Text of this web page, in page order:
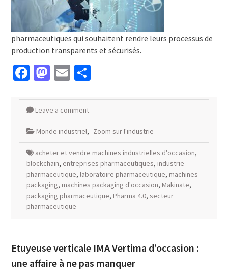
pharmaceutiques qui souhaitent rendre leurs processus de
production transparents et sécurisés.
Facebook
Mastodon
EmailPartager
Leave a comment
Monde industriel, Zoom sur l'industrie
acheter et vendre machines industrielles d'occasion,
blockchain, entreprises pharmaceutiques, industrie
pharmaceutique, laboratoire pharmaceutique, machines
packaging, machines packaging d'occasion, Makinate,
packaging pharmaceutique, Pharma 4.0, secteur
pharmaceutique
Etuyeuse verticale IMA Vertima d’occasion :
une affaire à ne pas manquer